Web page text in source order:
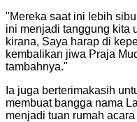
"Mereka saat ini lebih
ini menjadi tanggung kita
kirana, Saya harap di
kembalikan jiwa Praja
tambahnya."
Ia juga berterimakasih
membuat bangga nama
menjadi tuan rumah